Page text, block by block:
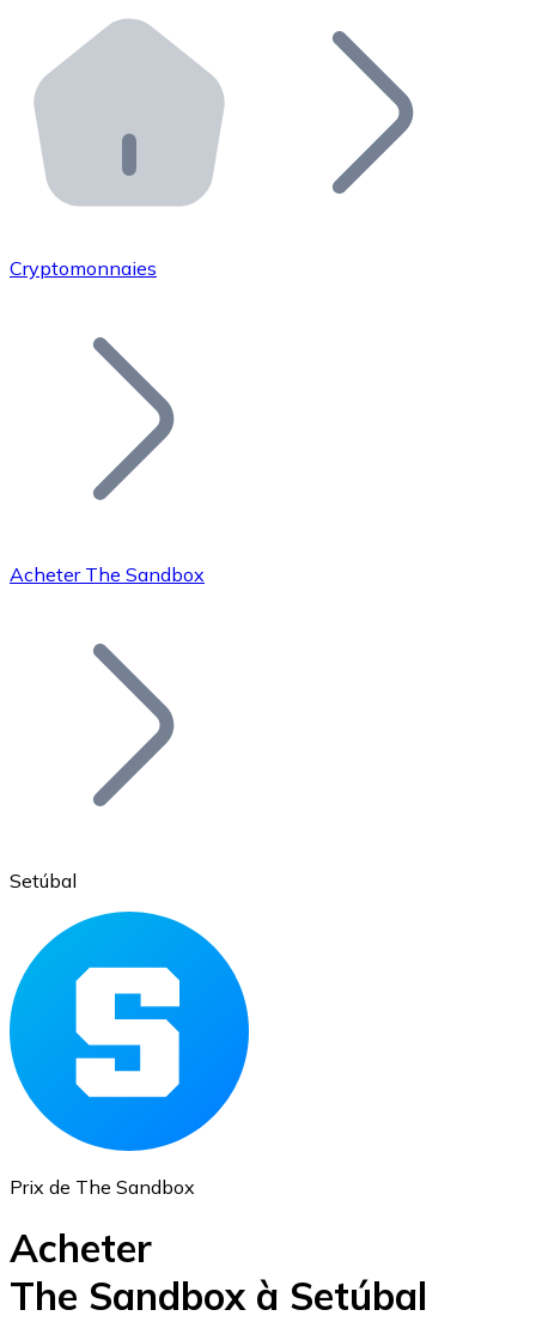
Distributeurs automatiques Bitnovo
Intégrez un ATM Bitnovo dans votre entreprise et
API Bitnovo
Intégrez notre API dans votre écosystème.
Rejoignez notre réseau de distributeurs et
Ajoutez le token de votre projet à notre service
Bitcoin
Ethereum
ETH
Cryptomonnaies
Acheter The Sandbox
Setúbal
Prix de The Sandbox
Acheter
The Sandbox à Setúbal